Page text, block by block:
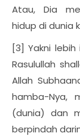
Atau, Dia
hidup di dunia
[3] Yakni
Rasulullah
Allah
hamba-Nya,
(dunia) dan
berpindah